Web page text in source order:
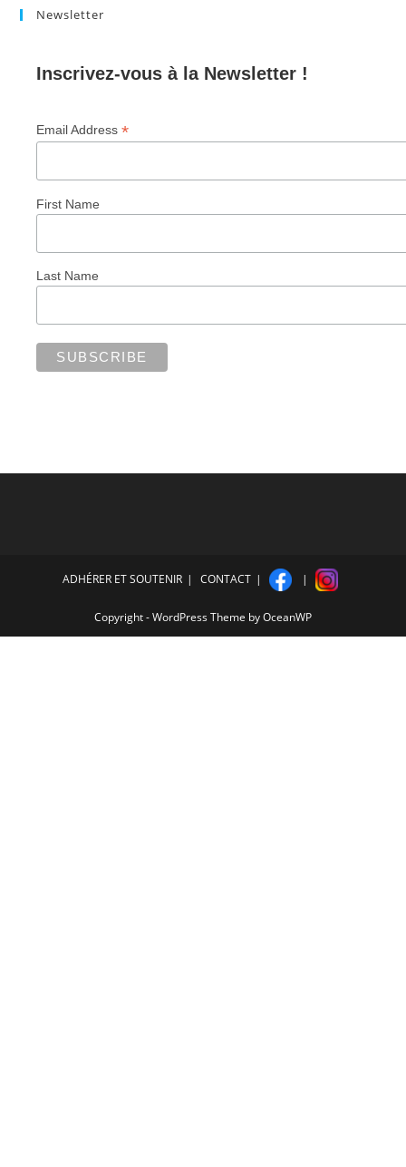
Newsletter
Inscrivez-vous à la Newsletter !
Email Address*
First Name
Last Name
ADHÉRER ET SOUTENIR CONTACT
Copyright - WordPress Theme by OceanWP